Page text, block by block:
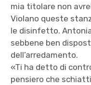
mia titolare non
Violano queste
le disinfetto.
sebbene ben
dell’arredamento.
«Ti ha detto di
pensiero che